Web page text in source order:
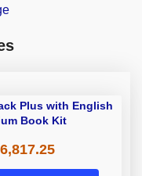
Plus with English
Book Kit